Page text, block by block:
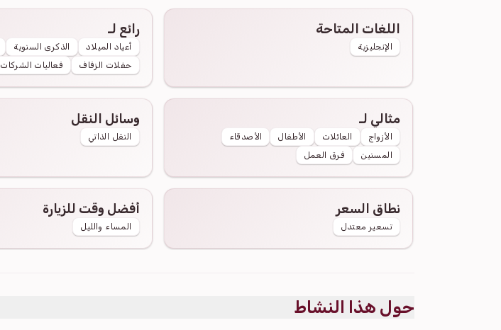
اللغات المتاحة
الإنجليزية
رائع لـ
أعياد الميلاد الذكرى السنوية
حفلات الزفاف
فعاليات الشركات
مثالي لـ
الأزواج العائلات الأطفال
الأصدقاء
المسنين
فرق العمل
وسائل النقل
النقل الذاتي
نطاق السعر
تسعير معتدل
أفضل وقت للزيارة
المساء والليل
حول هذا النشاط